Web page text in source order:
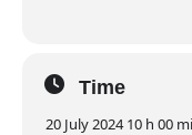
Time
20 July 2024 10 h 00